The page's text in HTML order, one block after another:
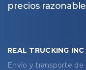
precios
REAL TRUCKING INC
Envío y transporte de